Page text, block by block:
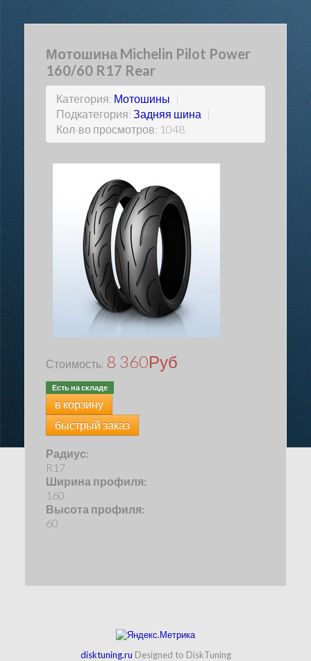
Мотошина Michelin Pilot Power
160/60 R17 Rear
Категория: Мотошины |
Подкатегория: Задняя шина |
Кол-во просмотров: 1048
Стоимость: 8 360Руб
Есть на складе
в корзину
быстрый заказ
Радиус:
R17
Ширина профиля:
160
Высота профиля:
60
disktuning.ru Designed to DiskTuning